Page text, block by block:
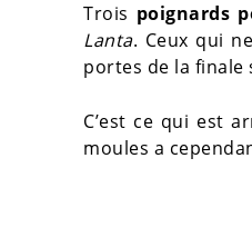
Trois poignards
Lanta. Ceux qui
portes de la finale
C’est ce qui est
moules a